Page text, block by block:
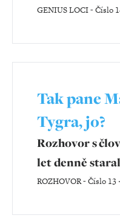
GENIUS LOCI-Číslo
Tak pane
Tygra, jo?
Rozhovor s
let denně
ROZHOVOR-Číslo 13